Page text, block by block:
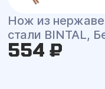
Нож из
стали BINTAL,
554 ₽